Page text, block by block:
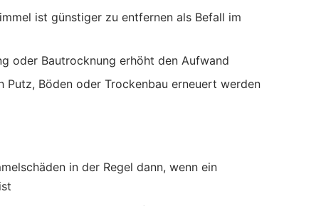
ist günstiger zu entfernen als Befall im
oder Bautrocknung erhöht den Aufwand
Böden oder Trockenbau erneuert werden
in der Regel dann, wenn ein